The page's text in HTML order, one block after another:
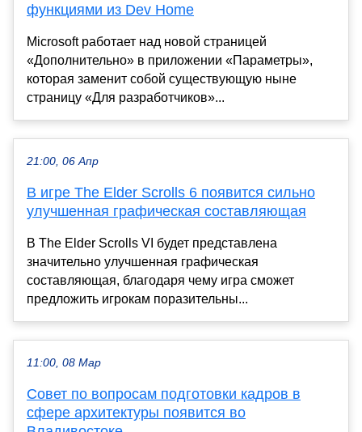
функциями из Dev Home
Microsoft работает над новой страницей
«Дополнительно» в приложении «Параметры»,
которая заменит собой существующую ныне
страницу «Для разработчиков»...
21:00, 06 Апр
В игре The Elder Scrolls 6 появится сильно
улучшенная графическая составляющая
В The Elder Scrolls VI будет представлена
значительно улучшенная графическая
составляющая, благодаря чему игра сможет
предложить игрокам поразительны...
11:00, 08 Мар
Совет по вопросам подготовки кадров в
сфере архитектуры появится во